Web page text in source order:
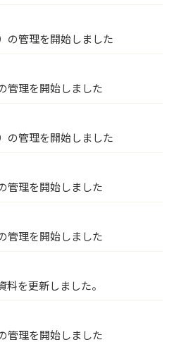
の管理を開始しました
管理を開始しました
の管理を開始しました
管理を開始しました
管理を開始しました
を更新しました。
管理を開始しました